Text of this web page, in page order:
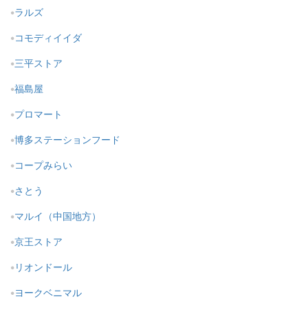
ラルズ
コモディイイダ
三平ストア
福島屋
プロマート
博多ステーションフード
コープみらい
さとう
マルイ（中国地方）
京王ストア
リオンドール
ヨークベニマル